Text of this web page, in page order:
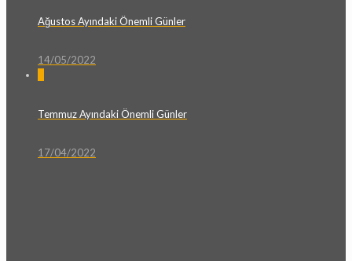
Ağustos Ayındaki Önemli Günler
14/05/2022
Temmuz Ayındaki Önemli Günler
17/04/2022